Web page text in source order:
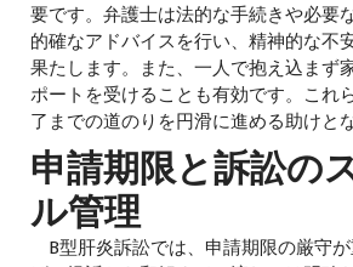
要です。弁護士は法的な手続きや必要
的確なアドバイスを行い、精神的な不
果たします。また、一人で抱え込まず
ポートを受けることも有効です。これ
了までの道のりを円滑に進める助けと
申請期限と訴訟の
ル管理
B型肝炎訴訟では、申請期限の厳守が